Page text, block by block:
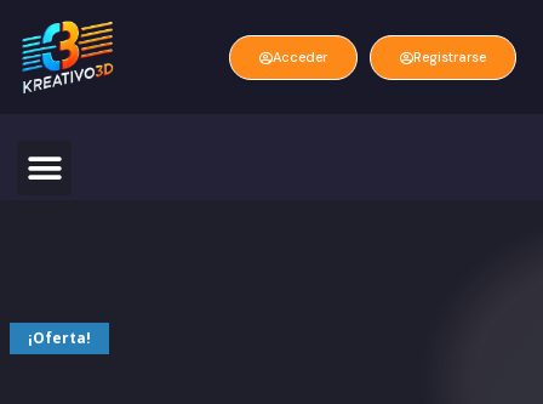
Acceder Registrarse
¡Oferta!